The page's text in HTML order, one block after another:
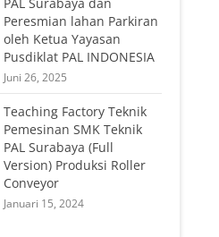
Peresmian lahan Parkiran
oleh Ketua Yayasan
Pusdiklat PAL INDONESIA
Juni 26, 2025
Teaching Factory Teknik
Pemesinan SMK Teknik
PAL Surabaya (Full
Version) Produksi Roller
Conveyor
Januari 15, 2024